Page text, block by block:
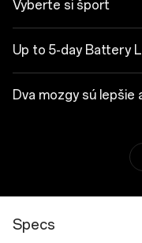
Vyberte si šport
Up to 5-day Battery
Dva mozgy sú lepšie
Specs